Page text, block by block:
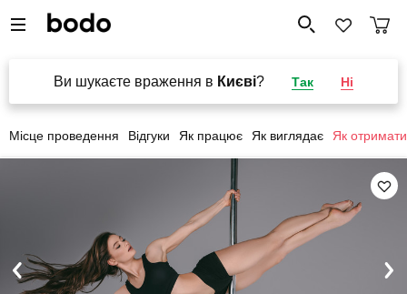
Ви шукаєте враження в Києві? Так Ні
Місце проведення Відгуки Як працює Як виглядає Як отримати